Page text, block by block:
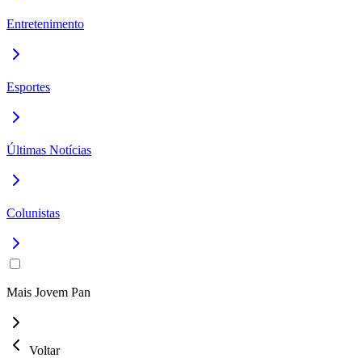
Entretenimento
Esportes
Últimas Notícias
Colunistas
Mais Jovem Pan
Voltar